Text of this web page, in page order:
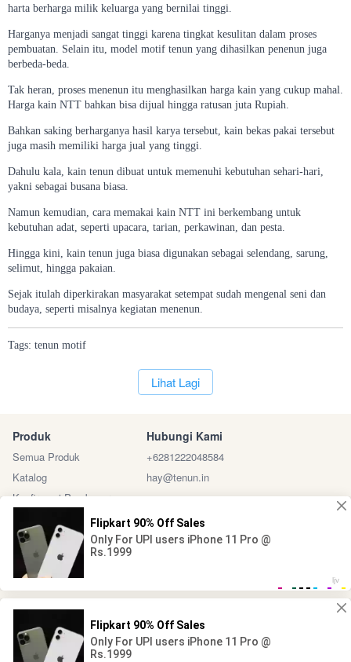
harta berharga milik keluarga yang bernilai tinggi.
Harganya menjadi sangat tinggi karena tingkat kesulitan dalam proses
pembuatan. Selain itu, model motif tenun yang dihasilkan penenun juga
berbeda-beda.
Tak heran, proses menenun itu menghasilkan harga kain yang cukup mahal.
Harga kain NTT bahkan bisa dijual hingga ratusan juta Rupiah.
Bahkan saking berharganya hasil karya tersebut, kain bekas pakai tersebut
juga masih memiliki harga jual yang tinggi.
Dahulu kala, kain tenun dibuat untuk memenuhi kebutuhan sehari-hari,
yakni sebagai busana biasa.
Namun kemudian, cara memakai kain NTT ini berkembang untuk
kebutuhan adat, seperti upacara, tarian, perkawinan, dan pesta.
Hingga kini, kain tenun juga biasa digunakan sebagai selendang, sarung,
selimut, hingga pakaian.
Sejak itulah diperkirakan masyarakat setempat sudah mengenal seni dan
budaya, seperti misalnya kegiatan menenun.
Tags: tenun motif
`Lihat Lagi
Produk
Semua Produk
Katalog
Konfirmasi Pembayaran
Hubungi Kami
+6281222048584
hay@tenun.in
Sosial Media Marketplace